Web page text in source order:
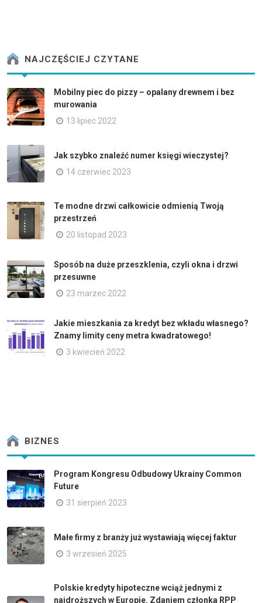
NAJCZĘŚCIEJ CZYTANE
Mobilny piec do pizzy – opalany drewnem i bez
murowania
13 lipiec 2022
Jak szybko znaleźć numer księgi wieczystej?
14 czerwiec 2023
Te modne drzwi całkowicie odmienią Twoją
przestrzeń
20 listopad 2023
Sposób na duże przeszklenia, czyli okna i drzwi
przesuwne
23 marzec 2022
Jakie mieszkania za kredyt bez wkładu własnego?
Znamy limity ceny metra kwadratowego!
3 kwiecień 2022
BIZNES
Program Kongresu Odbudowy Ukrainy Common
Future
31 sierpień 2023
Małe firmy z branży już wystawiają więcej faktur
3 wrzesień 2025
Polskie kredyty hipoteczne wciąż jednymi z
najdroższych w Europie. Zdaniem członka RPP